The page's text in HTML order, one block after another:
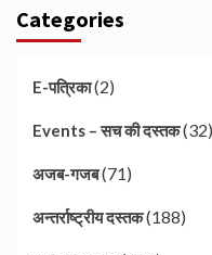
Categories
E-पत्रिका(2)
Events – सच की दस्तक(32)
अजब-गजब(71)
अन्तर्राष्ट्रीय दस्तक(188)